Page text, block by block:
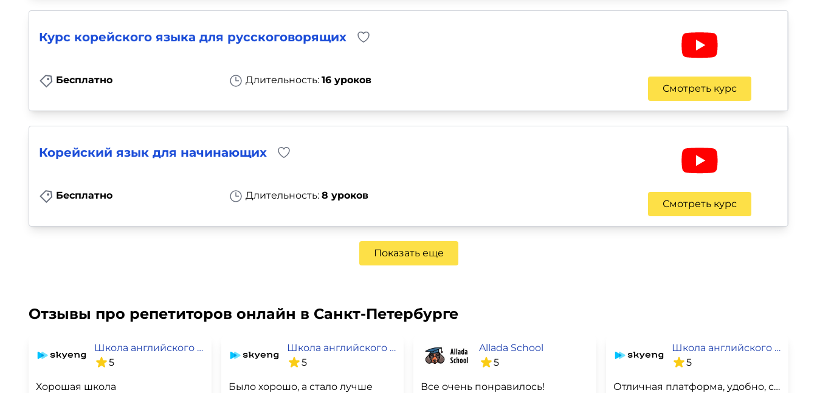
Курс корейского языка для русскоговорящих
Бесплатно Длительность: 16 уроков
Смотреть курс
Корейский язык для начинающих
Бесплатно Длительность: 8 уроков
Смотреть курс
Показать еще
Отзывы про репетиторов онлайн в Санкт-Петербурге
Школа английского языка SkyEng
5
Хорошая школа
Школа английского языка SkyEng
5
Было хорошо, а стало лучше
Allada School
5
Все очень понравилось!
Школа английского языка SkyEng
5
Отличная платформа, удобно, современно, эффективно